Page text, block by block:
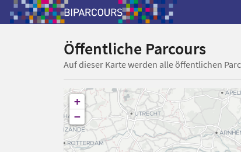
Öffentliche Parcours
Auf dieser Karte werden alle öffentlichen
+
−